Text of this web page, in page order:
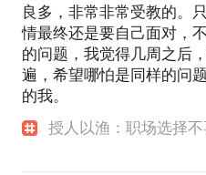
良多，非常非常受教的。
情最终还是要自己面对，
的问题，我觉得几周之后
遍，希望哪怕是同样的问
的我。
授人以渔：职场选择